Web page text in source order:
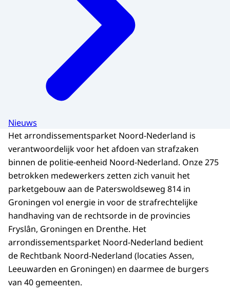
Nieuws
Het arrondissementsparket Noord-Nederland is
verantwoordelijk voor het afdoen van strafzaken
binnen de politie-eenheid Noord-Nederland. Onze 275
betrokken medewerkers zetten zich vanuit het
parketgebouw aan de Paterswoldseweg 814 in
Groningen vol energie in voor de strafrechtelijke
handhaving van de rechtsorde in de provincies
Fryslân, Groningen en Drenthe. Het
arrondissementsparket Noord-Nederland bedient
de Rechtbank Noord-Nederland (locaties Assen,
Leeuwarden en Groningen) en daarmee de burgers
van 40 gemeenten.